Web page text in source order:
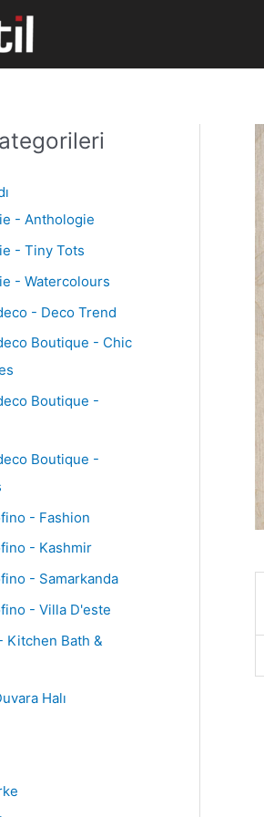
- Anthologie
- Tiny Tots
- Watercolours
- Deco Trend
Boutique - Chic
Boutique -
Boutique -
- Fashion
- Kashmir
- Samarkanda
- Villa D'este
Kitchen Bath &
Halı